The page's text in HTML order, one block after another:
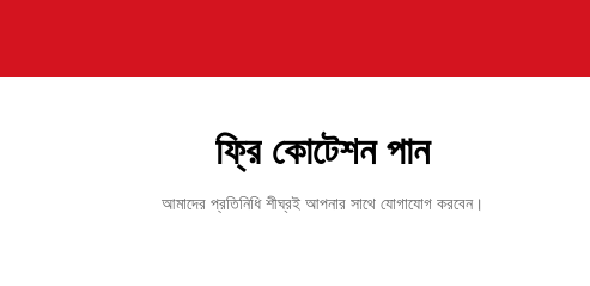
ফ্রি কোটেশন পান
আমাদের প্রতিনিধি শীঘ্রই আপনার সাথে যোগাযোগ করবেন।